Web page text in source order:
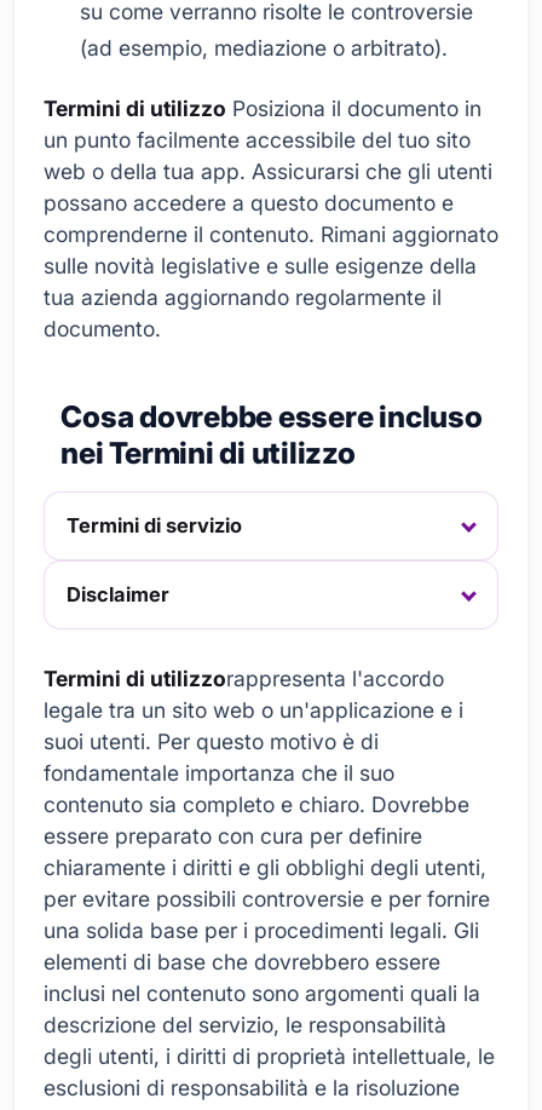
su come verranno risolte le controversie
(ad esempio, mediazione o arbitrato).
Termini di utilizzo Posiziona il documento in
un punto facilmente accessibile del tuo sito
web o della tua app. Assicurarsi che gli utenti
possano accedere a questo documento e
comprenderne il contenuto. Rimani aggiornato
sulle novità legislative e sulle esigenze della
tua azienda aggiornando regolarmente il
documento.
Cosa dovrebbe essere incluso
nei Termini di utilizzo
Termini di servizio
Disclaimer
Termini di utilizzorappresenta l'accordo
legale tra un sito web o un'applicazione e i
suoi utenti. Per questo motivo è di
fondamentale importanza che il suo
contenuto sia completo e chiaro. Dovrebbe
essere preparato con cura per definire
chiaramente i diritti e gli obblighi degli utenti,
per evitare possibili controversie e per fornire
una solida base per i procedimenti legali. Gli
elementi di base che dovrebbero essere
inclusi nel contenuto sono argomenti quali la
descrizione del servizio, le responsabilità
degli utenti, i diritti di proprietà intellettuale, le
esclusioni di responsabilità e la risoluzione